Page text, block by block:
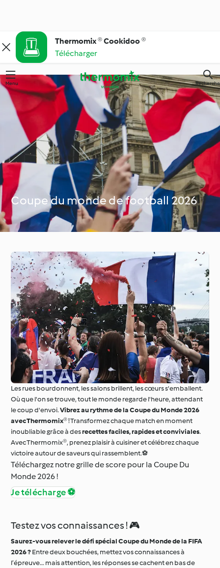
Thermomix ® Cookidoo ®
Télécharger
Menu Recherche
Coupe du monde de football 2026
Les rues bourdonnent, les salons brillent, les cœurs s'emballent.
Où que l'on se trouve, tout le monde regarde l'heure, attendant
le coup d'envoi.Vibrez au rythme de la Coupe du Monde 2026
avec Thermomix®! Transformez chaque match en moment
inoubliable grâce à desrecettes faciles, rapides et conviviales.
Avec Thermomix®, prenez plaisir à cuisiner et célébrez chaque
victoire autour de saveurs qui rassemblent.⚽
Téléchargez notre grille de score pour la Coupe Du
Monde 2026 !
Je télécharge ⚽
Testez vos connaissances ! 🎮
Saurez-vous relever le défi spécial Coupe du Monde de la FIFA
2026 ?Entre deux bouchées, mettez vos connaissances à
l’épreuve… mais attention, les réponses se cachent en bas de